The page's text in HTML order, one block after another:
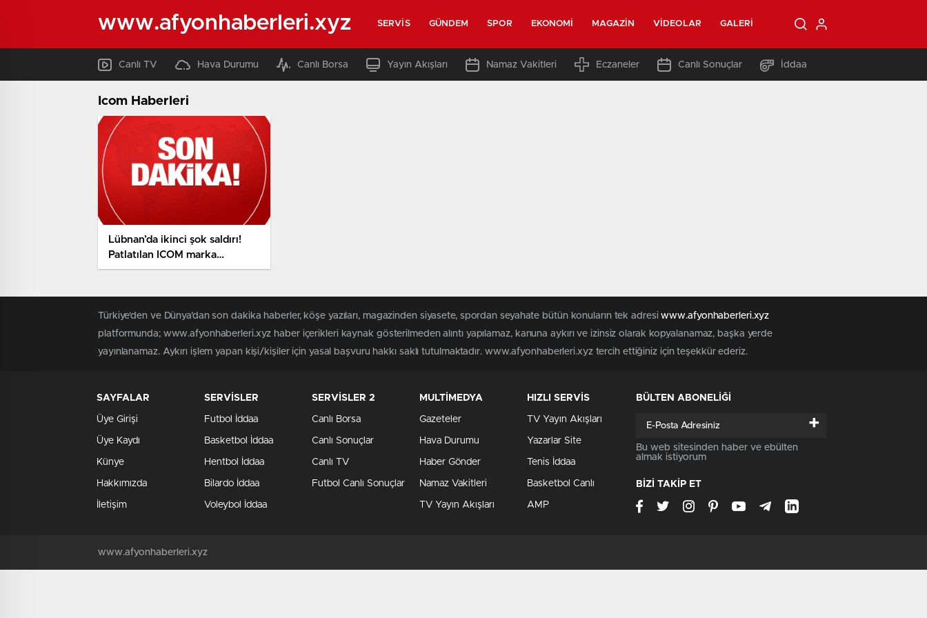
www.afyonhaberleri.xyz SERVIS GÜNDEM SPOR EKONOMI MAGAZIN VIDEOLAR GALERI
Canlı TV Hava Durumu Canlı Borsa Yayın Akışları Namaz Vakitleri Eczaneler Canlı Sonuçlar İddaa
Icom Haberleri
Lübnan’da ikinci şok saldırı!
Patlatılan ICOM marka
telsizlerle ilgili Türkiye
Türkiye'den ve Dünya’dan son dakika haberler, köşe yazıları, magazinden siyasete, spordan seyahate bütün konuların tek adresiwww.afyonhaberleri.xyz
platformunda; www.afyonhaberleri.xyz haber içerikleri kaynak gösterilmeden alıntı yapılamaz, kanuna aykırı ve izinsiz olarak kopyalanamaz, başka yerde
yayınlanamaz. Aykırı işlem yapan kişi/kişiler için yasal başvuru hakkı saklı tutulmaktadır. www.afyonhaberleri.xyz tercih ettiğiniz için teşekkür ederiz.
SAYFALAR
Üye Girişi
Üye Kaydı
Künye
Hakkımızda
İletişim
SERVİSLER
Futbol İddaa
Basketbol İddaa
Hentbol İddaa
Bilardo İddaa
Voleybol İddaa
SERVİSLER 2
Canlı Borsa
Canlı Sonuçlar
Canlı TV
Futbol Canlı Sonuçlar
MULTİMEDYA
Gazeteler
Hava Durumu
Haber Gönder
Namaz Vakitleri
TV Yayın Akışları
HIZLI SERVİS
TV Yayın Akışları
Yazarlar Site
Tenis İddaa
Basketbol Canlı
AMP
BÜLTEN ABONELİĞİ
+
Bu web sitesinden haber ve ebülten
almak istiyorum
BİZİ TAKİP ET
www.afyonhaberleri.xyz